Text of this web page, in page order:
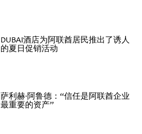
DUBAI酒店为阿联酋居民推出了诱人
的夏日促销活动
萨利赫·阿鲁德：“信任是阿联酋企业
最重要的资产”